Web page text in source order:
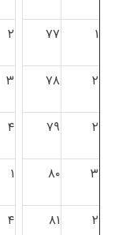
۱ ۷۷ ۲
۲ ۷۸ ۳
۲ ۷۹ ۴
۳ ۸۰ ۱
۲ ۸۱ ۴